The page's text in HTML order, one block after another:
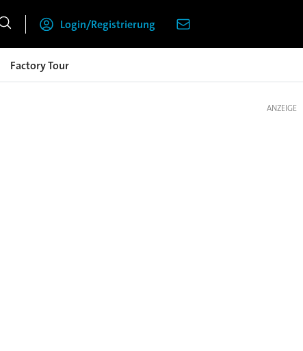
Login/Registrierung
Factory Tour
ANZEIGE